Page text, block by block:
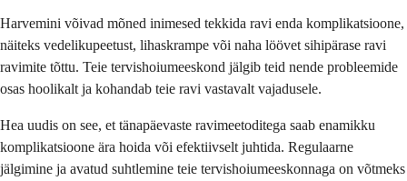
Harvemini võivad mõned inimesed tekkida ravi enda komplikatsioone,
näiteks vedelikupeetust, lihaskrampe või naha löövet sihipärase ravi
ravimite tõttu. Teie tervishoiumeeskond jälgib teid nende probleemide
osas hoolikalt ja kohandab teie ravi vastavalt vajadusele.
Hea uudis on see, et tänapäevaste ravimeetoditega saab enamikku
komplikatsioone ära hoida või efektiivselt juhtida. Regulaarne
jälgimine ja avatud suhtlemine teie tervishoiumeeskonnaga on võtmeks